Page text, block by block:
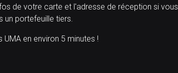
de votre carte et l'adresse de réception si vous
un portefeuille tiers.
UMA en environ 5 minutes !